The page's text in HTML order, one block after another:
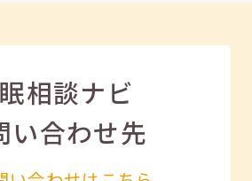
相談ナビ
い合わせ先